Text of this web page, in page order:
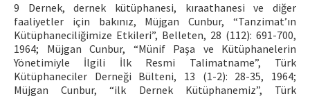
9 Dernek, dernek kütüphanesi, kıraathanesi ve diğer
faaliyetler için bakınız, Müjgan Cunbur, “Tanzimat’ın
Kütüphaneciliğimize Etkileri”, Belleten, 28 (112): 691-700,
1964; Müjgan Cunbur, “Münif Paşa ve Kütüphanelerin
Yönetimiyle İlgili İlk Resmi Talimatname”, Türk
Kütüphaneciler Derneği Bülteni, 13 (1-2): 28-35, 1964;
Müjgan Cunbur, “ilk Dernek Kütüphanemiz”, Türk